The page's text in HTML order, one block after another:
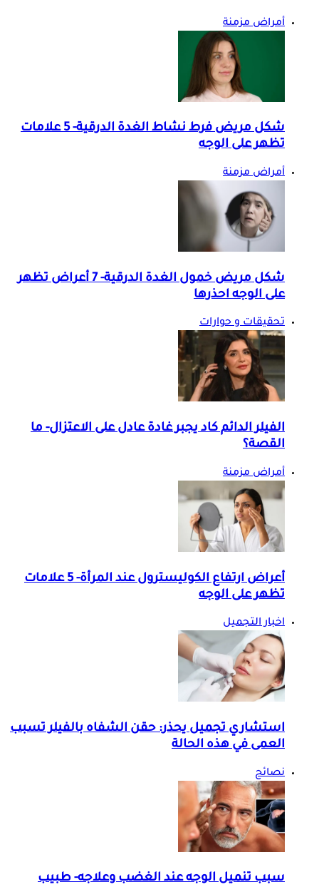
أمراض مزمنة
شكل مريض فرط نشاط الغدة الدرقية- 5 علامات
تظهر على الوجه
أمراض مزمنة
شكل مريض خمول الغدة الدرقية- 7 أعراض تظهر
على الوجه احذرها
تحقيقات و حوارات
الفيلر الدائم كاد يجبر غادة عادل على الاعتزال- ما
القصة؟
أمراض مزمنة
أعراض ارتفاع الكوليسترول عند المرأة- 5 علامات
تظهر على الوجه
اخبار التجميل
استشاري تجميل يحذر: حقن الشفاه بالفيلر تسبب
العمى في هذه الحالة
نصائح
سبب تنميل الوجه عند الغضب وعلاجه- طبيب